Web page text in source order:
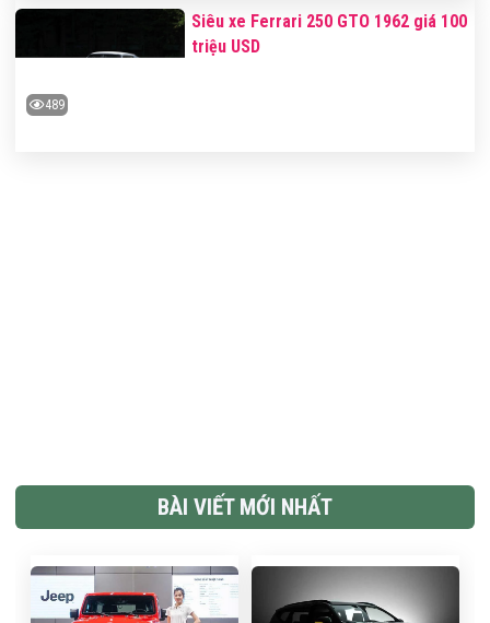
489
Siêu xe Ferrari 250 GTO 1962 giá 100
triệu USD
BÀI VIẾT MỚI NHẤT